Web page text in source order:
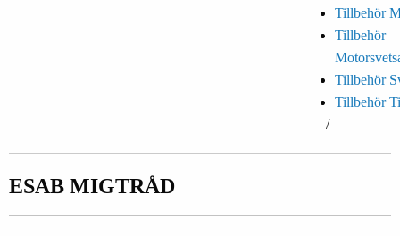
Tillbehör
Tillbehör
Tillbehör
Tillbehör
ESAB MIGTRÅD